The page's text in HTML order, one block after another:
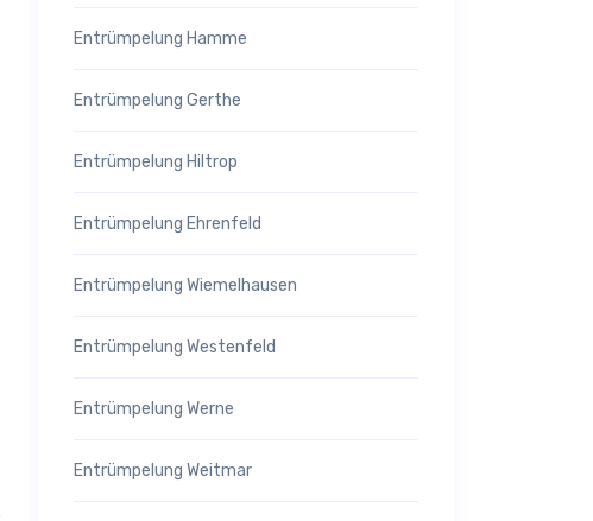
Entrümpelung Hamme
Entrümpelung Gerthe
Entrümpelung Hiltrop
Entrümpelung Ehrenfeld
Entrümpelung Wiemelhausen
Entrümpelung Westenfeld
Entrümpelung Werne
Entrümpelung Weitmar